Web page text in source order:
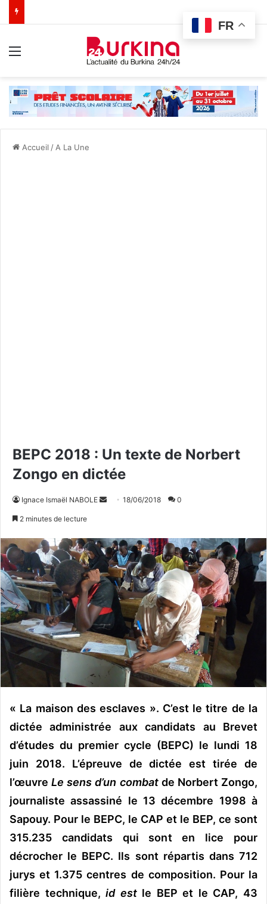
Accueil / A La Une
BEPC 2018 : Un texte de Norbert
Zongo en dictée
Ignace Ismaël NABOLE
o
y
e
r
n
c
o
u
r
r
e
l
18/06/2018 0
2 minutes de lecture
« La maison des esclaves ». C’est le titre de la
dictée administrée aux candidats au Brevet
d’études du premier cycle (BEPC) le lundi 18
juin 2018. L’épreuve de dictée est tirée de
l’œuvreLe sens d’un combatde Norbert Zongo,
journaliste assassiné le 13 décembre 1998 à
Sapouy. Pour le BEPC, le CAP et le BEP, ce sont
315.235 candidats qui sont en lice pour
décrocher le BEPC. Ils sont répartis dans 712
jurys et 1.375 centres de composition. Pour la
filière technique,id estle BEP et le CAP, 43
FR